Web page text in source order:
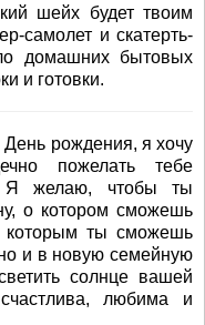
шейх будет твоим
самолет и скатерть-
домашних бытовых
и готовки.
День рождения, я хочу
пожелать тебе
Я желаю, чтобы ты
о котором сможешь
которым ты сможешь
и в новую семейную
солнце вашей
любима и